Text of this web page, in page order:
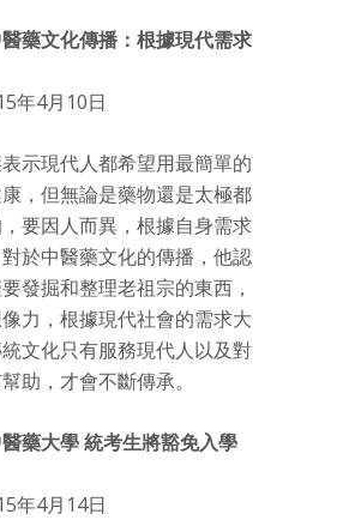
藥文化傳播：根據現代需求
年4月10日
示現代人都希望用最簡單的
，但無論是藥物還是太極都
要因人而異，根據自身需求
於中醫藥文化的傳播，他認
發掘和整理老祖宗的東西，
力，根據現代社會的需求大
文化只有服務現代人以及對
助，才會不斷傳承。
藥大學 統考生將豁免入學
年4月14日